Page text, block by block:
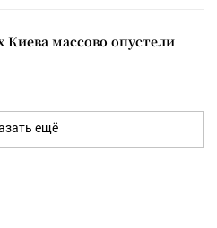
Киева массово опустели
ещё